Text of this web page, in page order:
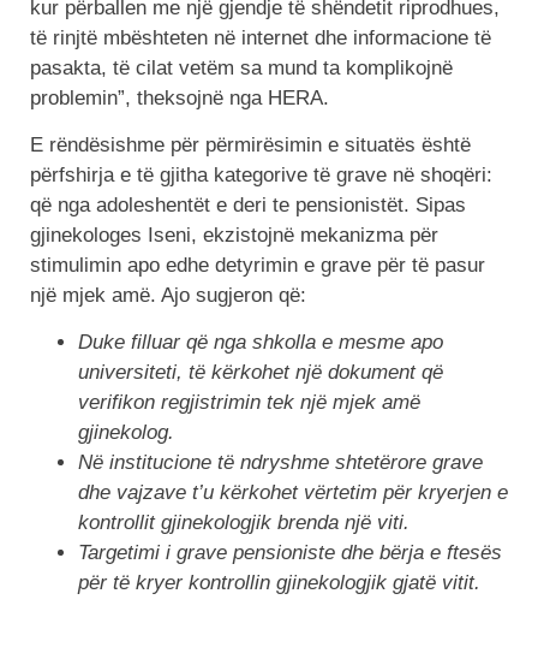
kur përballen me një gjendje të shëndetit riprodhues,
të rinjtë mbështeten në internet dhe informacione të
pasakta, të cilat vetëm sa mund ta komplikojnë
problemin”, theksojnë nga HERA.
E rëndësishme për përmirësimin e situatës është
përfshirja e të gjitha kategorive të grave në shoqëri:
që nga adoleshentët e deri te pensionistët. Sipas
gjinekologes Iseni, ekzistojnë mekanizma për
stimulimin apo edhe detyrimin e grave për të pasur
një mjek amë. Ajo sugjeron që:
Duke filluar që nga shkolla e mesme apo
universiteti, të kërkohet një dokument që
verifikon regjistrimin tek një mjek amë
gjinekolog.
Në institucione të ndryshme shtetërore grave
dhe vajzave t’u kërkohet vërtetim për kryerjen e
kontrollit gjinekologjik brenda një viti.
Targetimi i grave pensioniste dhe bërja e ftesës
për të kryer kontrollin gjinekologjik gjatë vitit.